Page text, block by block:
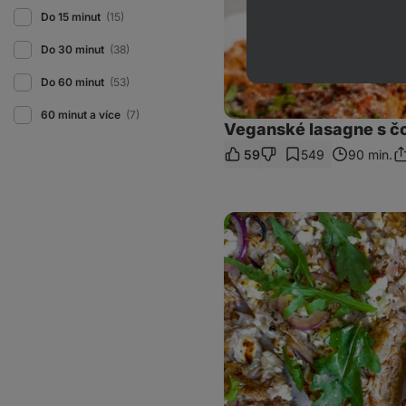
Do 15 minut (15)
Do 30 minut (38)
Do 60 minut (53)
60 minut a více (7)
Veganské lasagne s
59 549 90 min.
Pinsa
s
pestem
a
kuřetem